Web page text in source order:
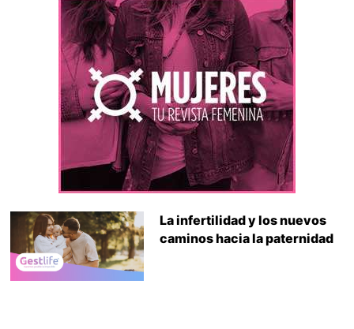
La infertilidad y los nuevos
caminos hacia la paternidad